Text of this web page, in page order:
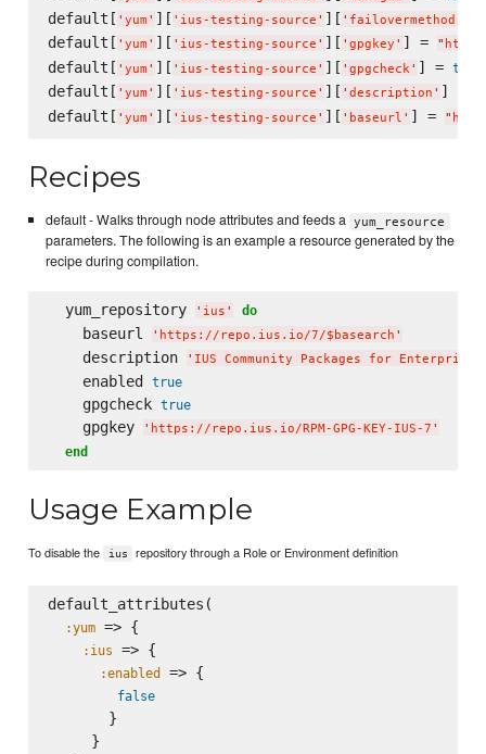
default[ ' yum ' ][ ' ius-testing-source ' ][ ' failovermethod
default[ ' yum ' ][ ' ius-testing-source ' ][ ' gpgkey ' ] = "
default[ ' yum ' ][ ' ius-testing-source ' ][ ' gpgcheck' ] = true
default[ ' yum ' ][ ' ius-testing-source ' ][ ' description ' ] =
default[ ' yum ' ][ ' ius-testing-source ' ][ ' baseurl ' ] = "
Recipes
default - Walks through node attributes and feeds a yum_resource
parameters. The following is an example a resource generated by the
recipe during compilation.
  yum_repository
' ius ' do
    baseurl
' https://repo.ius.io/7/$basearch '
    description
' IUS Community Packages for
    enabled
true
    gpgcheck
true
    gpgkey
' https://repo.ius.io/RPM-GPG-KEY-IUS-7 '
end
Usage Example
To disable the ius repository through a Role or Environment definition
default_attributes(
:yum => {
:ius => {
:enabled => {
false
       }
     }